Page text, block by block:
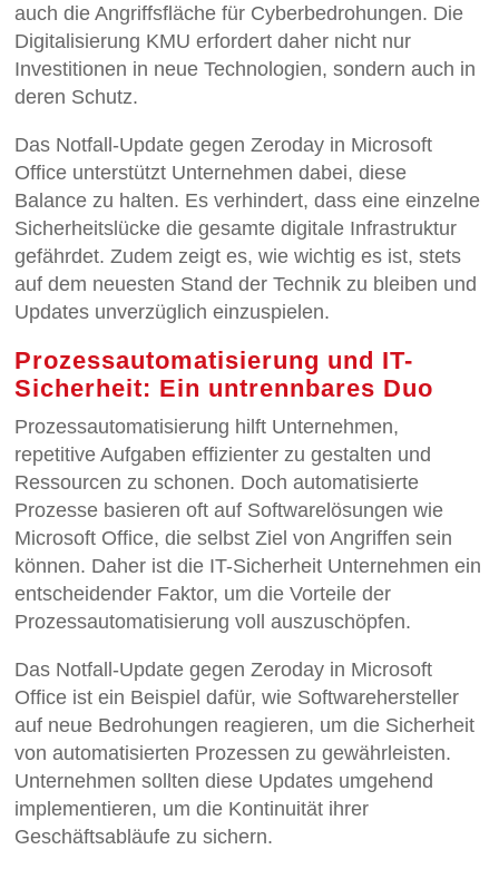
auch die Angriffsfläche für Cyberbedrohungen. Die
Digitalisierung KMU erfordert daher nicht nur
Investitionen in neue Technologien, sondern auch in
deren Schutz.
Das Notfall-Update gegen Zeroday in Microsoft
Office unterstützt Unternehmen dabei, diese
Balance zu halten. Es verhindert, dass eine einzelne
Sicherheitslücke die gesamte digitale Infrastruktur
gefährdet. Zudem zeigt es, wie wichtig es ist, stets
auf dem neuesten Stand der Technik zu bleiben und
Updates unverzüglich einzuspielen.
Prozessautomatisierung und IT-
Sicherheit: Ein untrennbares Duo
Prozessautomatisierung hilft Unternehmen,
repetitive Aufgaben effizienter zu gestalten und
Ressourcen zu schonen. Doch automatisierte
Prozesse basieren oft auf Softwarelösungen wie
Microsoft Office, die selbst Ziel von Angriffen sein
können. Daher ist die IT-Sicherheit Unternehmen ein
entscheidender Faktor, um die Vorteile der
Prozessautomatisierung voll auszuschöpfen.
Das Notfall-Update gegen Zeroday in Microsoft
Office ist ein Beispiel dafür, wie Softwarehersteller
auf neue Bedrohungen reagieren, um die Sicherheit
von automatisierten Prozessen zu gewährleisten.
Unternehmen sollten diese Updates umgehend
implementieren, um die Kontinuität ihrer
Geschäftsabläufe zu sichern.